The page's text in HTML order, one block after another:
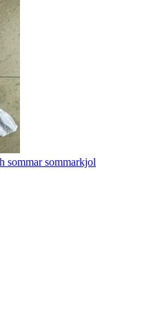
sommar sommarkjol